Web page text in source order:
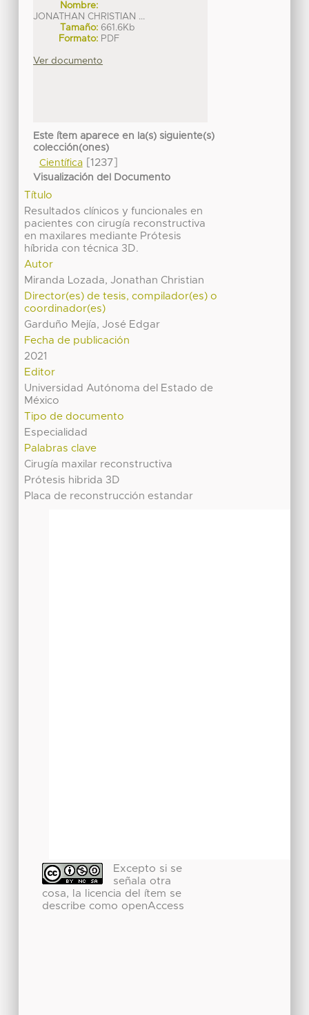
Nombre:
JONATHAN CHRISTIAN ...
Tamaño: 661.6Kb
Formato: PDF
Ver documento
Este ítem aparece en la(s) siguiente(s)
colección(ones)
Científica[1237]
Visualización del Documento
Título
Resultados clínicos y funcionales en
pacientes con cirugía reconstructiva
en maxilares mediante Prótesis
híbrida con técnica 3D.
Autor
Miranda Lozada, Jonathan Christian
Director(es) de tesis, compilador(es) o
coordinador(es)
Garduño Mejía, José Edgar
Fecha de publicación
2021
Editor
Universidad Autónoma del Estado de
México
Tipo de documento
Especialidad
Palabras clave
Cirugía maxilar reconstructiva
Prótesis hibrida 3D
Placa de reconstrucción estandar
Excepto si se
señala otra
cosa, la licencia del ítem se
describe como openAccess